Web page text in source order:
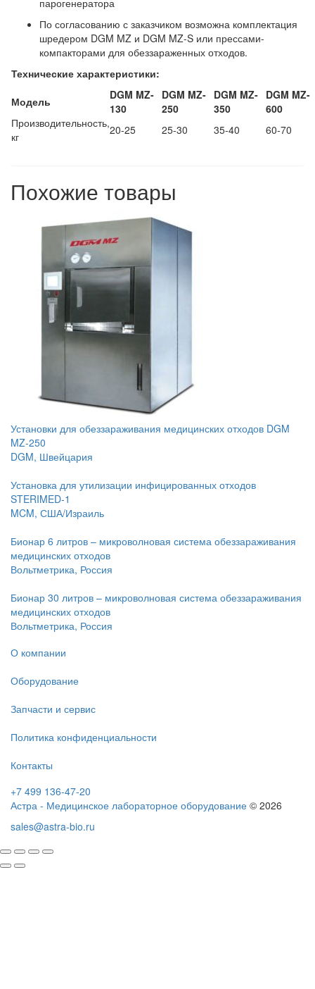
парогенератора
По согласованию с заказчиком возможна комплектация
шредером DGM MZ и DGM MZ-S или прессами-
компакторами для обеззараженных отходов.
Технические характеристики:
Модель
DGM MZ-
130
DGM MZ-
250
DGM MZ-
350
DGM MZ-
600
Производительность,
кг
20-25 25-30 35-40 60-70
Похожие товары
Установки для обеззараживания медицинских отходов DGM
MZ-250
DGM, Швейцария
Установка для утилизации инфицированных отходов
STERIMED-1
MCM, США/Израиль
Бионар 6 литров – микроволновая система обеззараживания
медицинских отходов
Вольтметрика, Россия
Бионар 30 литров – микроволновая система обеззараживания
медицинских отходов
Вольтметрика, Россия
О компании
Оборудование
Запчасти и сервис
Политика конфиденциальности
Контакты
+7 499 136-47-20
Астра - Медицинское лабораторное оборудование © 2026
sales@astra-bio.ru